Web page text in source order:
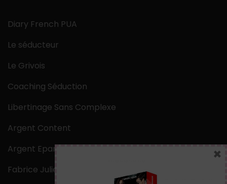
Diary French PUA
Le séducteur
Le Grivois
Coaching Séduction
Libertinage Sans Complexe
Argent Content
Argent Epargne
Fabrice Julien
×